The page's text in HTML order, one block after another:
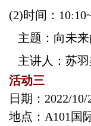
(2)时间：
主题： 向未
主讲人： 苏
活动三
日期： 2022/10/
地点： A101 国